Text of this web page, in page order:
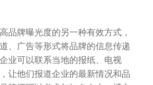
品牌曝光度的另一种有效方式，
、广告等形式将品牌的信息传递
业可以联系当地的报纸、电视
让他们报道企业的最新情况和品